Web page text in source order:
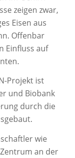
zeigen zwar,
Eisen aus
Offenbar
Einfluss auf
Projekt ist
und Biobank
durch die
wie
an der